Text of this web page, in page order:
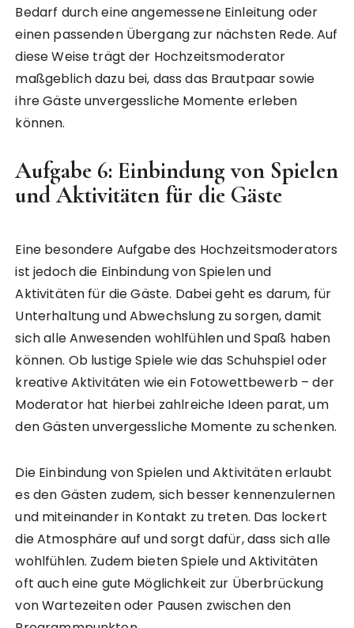
Bedarf durch eine angemessene Einleitung oder
einen passenden Übergang zur nächsten Rede. Auf
diese Weise trägt der Hochzeitsmoderator
maßgeblich dazu bei, dass das Brautpaar sowie
ihre Gäste unvergessliche Momente erleben
können.
Aufgabe 6: Einbindung von Spielen
und Aktivitäten für die Gäste
Eine besondere Aufgabe des Hochzeitsmoderators
ist jedoch die Einbindung von Spielen und
Aktivitäten für die Gäste. Dabei geht es darum, für
Unterhaltung und Abwechslung zu sorgen, damit
sich alle Anwesenden wohlfühlen und Spaß haben
können. Ob lustige Spiele wie das Schuhspiel oder
kreative Aktivitäten wie ein Fotowettbewerb – der
Moderator hat hierbei zahlreiche Ideen parat, um
den Gästen unvergessliche Momente zu schenken.
Die Einbindung von Spielen und Aktivitäten erlaubt
es den Gästen zudem, sich besser kennenzulernen
und miteinander in Kontakt zu treten. Das lockert
die Atmosphäre auf und sorgt dafür, dass sich alle
wohlfühlen. Zudem bieten Spiele und Aktivitäten
oft auch eine gute Möglichkeit zur Überbrückung
von Wartezeiten oder Pausen zwischen den